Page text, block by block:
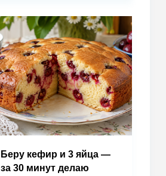
Беру кефир и 3 яйца —
за 30 минут делаю